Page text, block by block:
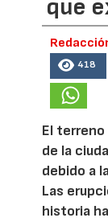
que
418
El
de la
debido a
Las
historia